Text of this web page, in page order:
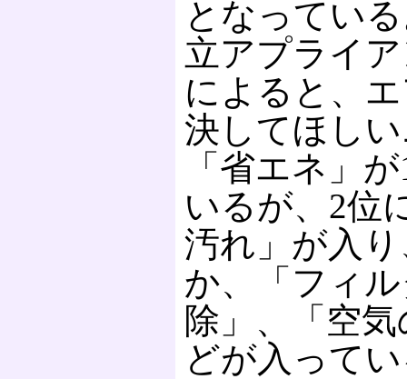
となってい
立アプライ
によると、
決してほし
「省エネ」
いるが、2位
汚れ」が入
か、「フィ
除」、「空
どが入って